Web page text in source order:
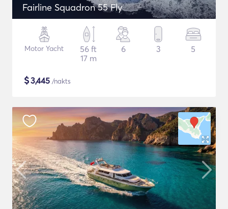
Fairline Squadron 55 Fly
Motor Yacht
56 ft
17 m
6 3 5
$3,445 /nakts